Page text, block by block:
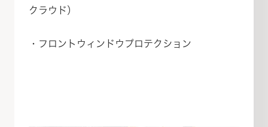
クラウド）
・フロントウィンドウプロテクション